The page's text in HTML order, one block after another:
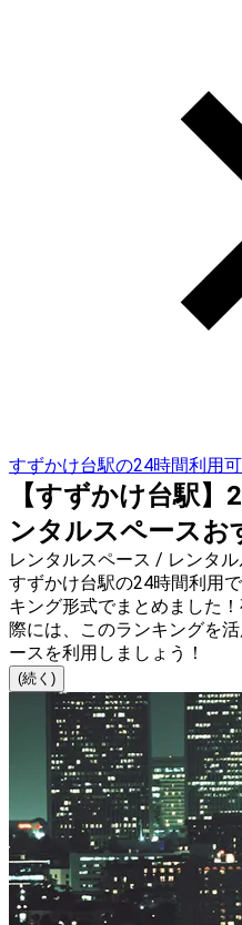
すずかけ台駅の24時間利用
【すずかけ台駅
ンタルスペースお
レンタルスペース / レンタ
すずかけ台駅の24時間利用
キング形式でまとめました
際には、このランキングを
ースを利用しましょう！
(続く)